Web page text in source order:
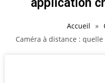
application
Accueil »
Caméra à distance :